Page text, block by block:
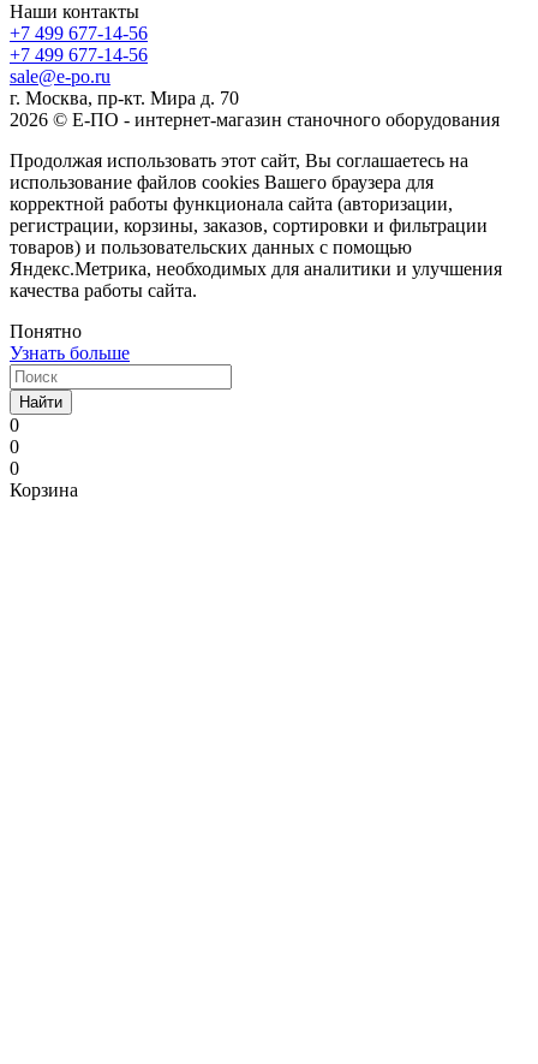
Наши контакты
+7 499 677-14-56
+7 499 677-14-56
sale@e-po.ru
г. Москва, пр-кт. Мира д. 70
2026 © Е-ПО - интернет-магазин станочного оборудования
Продолжая использовать этот сайт, Вы соглашаетесь на
использование файлов cookies Вашего браузера для
корректной работы функционала сайта (авторизации,
регистрации, корзины, заказов, сортировки и фильтрации
товаров) и пользовательских данных с помощью
Яндекс.Метрика, необходимых для аналитики и улучшения
качества работы сайта.
Понятно
Узнать больше
Найти
0
0
0
Корзина